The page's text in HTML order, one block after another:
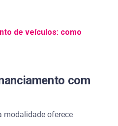
de veículos: como
com
modalidade oferece